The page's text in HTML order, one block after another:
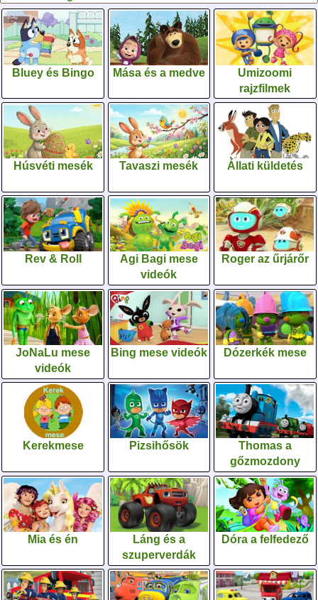
Bluey és Bingo Mása és a medve
Umizoomi
rajzfilmek
Húsvéti mesék Tavaszi mesék Állati küldetés
Rev & Roll
Agi Bagi mese
videók
Roger az űrjárőr
JoNaLu mese
videók
Bing mese videók Dózerkék mese
Kerekmese Pizsihősök
Thomas a
gőzmozdony
Mia és én
Láng és a
szuperverdák
Dóra a felfedező